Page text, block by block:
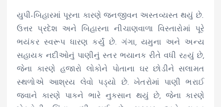
યુપી-બિહારમાં પૂરના કારણે જનજીવન અસ્તવ્યસ્ત થયું છે.
ઉત્તર પ્રદેશ અને બિહારના નીચાણવાળા વિસ્તારોમાં પૂરે
ભયંકર સ્વરૂપ ધારણ કર્યું છે. ગંગા, યમુના અને અન્ય
સહાયક નદીઓનું પાણીનું સ્તર ભયાનક રીતે વધી રહ્યું છે,
જેના કારણે હજારો લોકોને પોતાના ઘર છોડીને સલામત
સ્થળોએ આશ્રય લેવો પડ્યો છે. ખેતરોમાં પાણી ભરાઈ
જવાને કારણે પાકને ભારે નુકસાન થયું છે, જેના કારણે